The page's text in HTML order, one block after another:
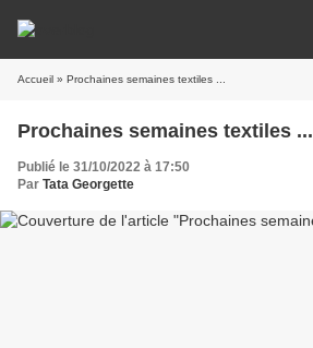
Accueil » Prochaines semaines textiles ...
Prochaines semaines textiles ...
Publié le 31/10/2022 à 17:50
Par Tata Georgette